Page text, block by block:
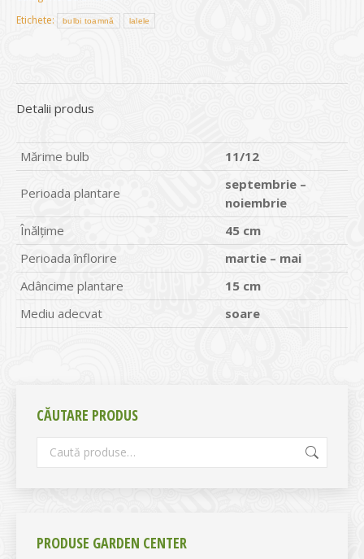
Etichete:
bulbi toamnă lalele
Detalii produs
Mărime bulb 11/12
Perioada plantare
septembrie –
noiembrie
Înălțime
45 cm
Perioada înflorire
martie – mai
Adâncime plantare
15 cm
Mediu adecvat
soare
CĂUTARE PRODUS
PRODUSE GARDEN CENTER